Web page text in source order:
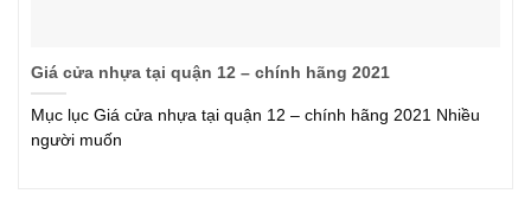
Giá cửa nhựa tại quận 12 – chính hãng 2021
Mục lục Giá cửa nhựa tại quận 12 – chính hãng 2021 Nhiều
người muốn